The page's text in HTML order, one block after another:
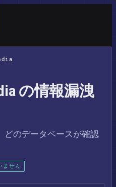
の情報漏洩
どのデータベースが確認
ません